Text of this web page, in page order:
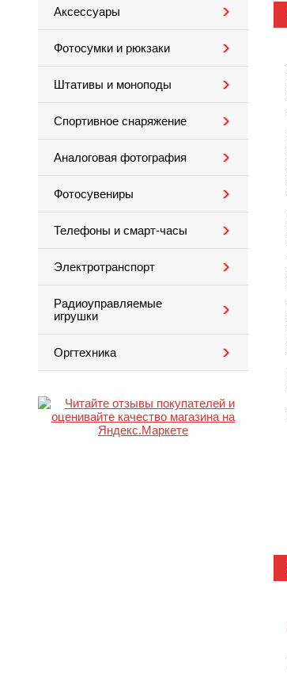
Аксессуары
Фотосумки и рюкзаки
Штативы и моноподы
Спортивное снаряжение
Аналоговая фотография
Фотосувениры
Телефоны и смарт-часы
Электротранспорт
Радиоуправляемые
игрушки
Оргтехника